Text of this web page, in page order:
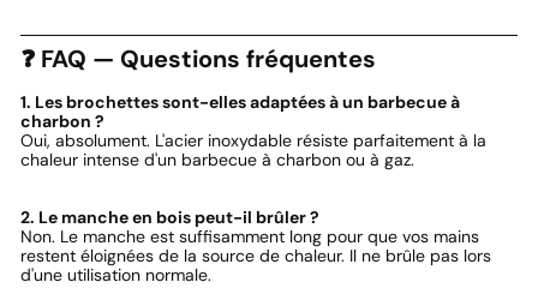
❓ FAQ — Questions fréquentes
1. Les brochettes sont-elles adaptées à un barbecue à
charbon ?
Oui, absolument. L'acier inoxydable résiste parfaitement à la
chaleur intense d'un barbecue à charbon ou à gaz.
2. Le manche en bois peut-il brûler ?
Non. Le manche est suffisamment long pour que vos mains
restent éloignées de la source de chaleur. Il ne brûle pas lors
d'une utilisation normale.